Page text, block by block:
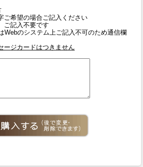
ご希望の場合ご記入ください
ご記入不要です
Webのシステム上ご記入不可のため通信欄
ージカードはつきません